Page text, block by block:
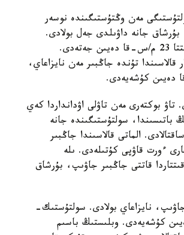
مەن وڭتۇستىگىندە نوسەر
جانە داۋىلدى جەل بولادى.
سولتۇستىك- باتىستان سوعاتىن جەلدىڭ ەكپىنى 15-20 م/س، كەي ۋاقىتتا 23 م/س-قا دەيىن جەتەدى.
تۇندە جاڭبىر مەن نايزاعاي،
بوكتەرى مەن تاۋلى اۋدانداردا كەي
سولتۇستىگىندە جانە
الماتى قالاسىندا جاڭبىر
ءورت قاۋپى كۇتىلەدى. ىلە
قاتتى جاڭبىر جاۋىپ، بۇرشاق
نايزاعاي بولادى. سولتۇستىك-
تاۋلى وڭىرلەردە 15- 20 م/س-قا دەيىن كۇشەيەدى. وبلىستىڭ باسىم